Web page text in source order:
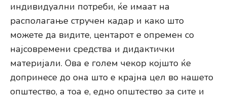
индивидуални потреби, ќе имаат на
располагање стручен кадар и како што
можете да видите, центарот е опремен со
најсовремени средства и дидактички
материјали. Ова е голем чекор којшто ќе
допринесе до она што е крајна цел во нашето
општество, а тоа е, едно општество за сите и